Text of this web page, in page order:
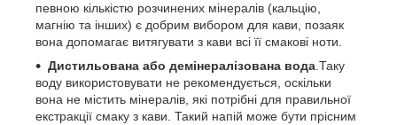
певною кількістю розчинених мінералів (кальцію,
магнію та інших) є добрим вибором для кави, позаяк
вона допомагає витягувати з кави всі її смакові ноти.
Дистильована або демінералізована вода .Таку
воду використовувати не рекомендується, оскільки
вона не містить мінералів, які потрібні для правильної
екстракції смаку з кави. Такий напій може бути прісним